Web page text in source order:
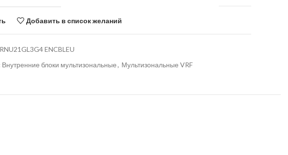
Добавить в список желаний
ENCBLEU
Внутренние блоки мультизональные, Мультизональные VRF